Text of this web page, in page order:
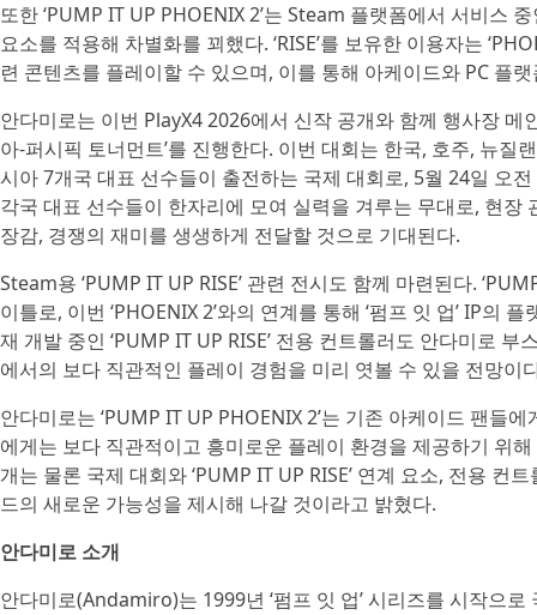
또한 ‘PUMP IT UP PHOENIX 2’는 Steam 플랫폼에서 서비스
요소를 적용해 차별화를 꾀했다. ‘RISE’를 보유한 이용자는
련 콘텐츠를 플레이할 수 있으며, 이를 통해 아케이드와 PC 플
안다미로는 이번 PlayX4 2026에서 신작 공개와 함께 행사장 메
아-퍼시픽 토너먼트’를 진행한다. 이번 대회는 한국, 호주, 뉴질
시아 7개국 대표 선수들이 출전하는 국제 대회로, 5월 24일 오
각국 대표 선수들이 한자리에 모여 실력을 겨루는 무대로, 현장
장감, 경쟁의 재미를 생생하게 전달할 것으로 기대된다.
Steam용 ‘PUMP IT UP RISE’ 관련 전시도 함께 마련된다.
이틀로, 이번 ‘PHOENIX 2’와의 연계를 통해 ‘펌프 잇 업’ IP의
재 개발 중인 ‘PUMP IT UP RISE’ 전용 컨트롤러도 안다미로
에서의 보다 직관적인 플레이 경험을 미리 엿볼 수 있을 전망이
안다미로는 ‘PUMP IT UP PHOENIX 2’는 기존 아케이드 팬들
에게는 보다 직관적이고 흥미로운 플레이 환경을 제공하기 위
개는 물론 국제 대회와 ‘PUMP IT UP RISE’ 연계 요소, 전용 컨
드의 새로운 가능성을 제시해 나갈 것이라고 밝혔다.
안다미로 소개
안다미로(Andamiro)는 1999년 ‘펌프 잇 업’ 시리즈를 시작으